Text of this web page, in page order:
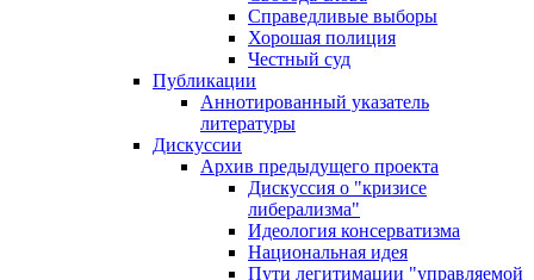
Справедливые выборы
Хорошая полиция
Честный суд
Публикации
Аннотированный указатель
литературы
Дискуссии
Архив предыдущего проекта
Дискуссия о "кризисе
либерализма"
Идеология консерватизма
Национальная идея
Пути легитимации "управляемой